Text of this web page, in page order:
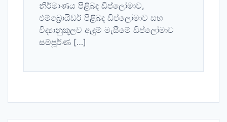
නිර්මාණය පිළිබඳ ඩිප්ලෝමාව,
එම්බ්‍රොයිඩර් පිළිබඳ ඩිප්ලෝමාව සහ
විද්‍යානුකූලව ඇඳුම් මැසීමේ ඩිප්ලෝමාව
සම්පූර්ණ […]